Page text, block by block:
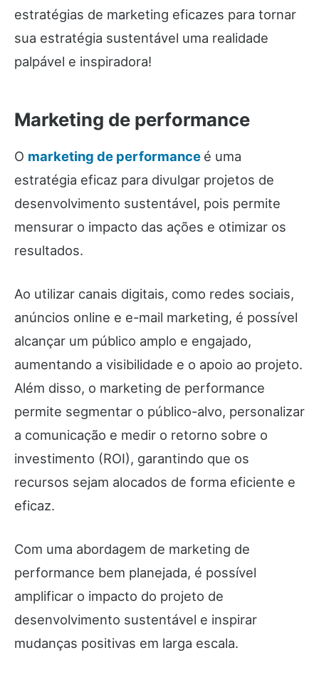
estratégias de marketing eficazes para tornar
sua estratégia sustentável uma realidade
palpável e inspiradora!
Marketing de performance
O marketing de performance é uma
estratégia eficaz para divulgar projetos de
desenvolvimento sustentável, pois permite
mensurar o impacto das ações e otimizar os
resultados.
Ao utilizar canais digitais, como redes sociais,
anúncios online e e-mail marketing, é possível
alcançar um público amplo e engajado,
aumentando a visibilidade e o apoio ao projeto.
Além disso, o marketing de performance
permite segmentar o público-alvo, personalizar
a comunicação e medir o retorno sobre o
investimento (ROI), garantindo que os
recursos sejam alocados de forma eficiente e
eficaz.
Com uma abordagem de marketing de
performance bem planejada, é possível
amplificar o impacto do projeto de
desenvolvimento sustentável e inspirar
mudanças positivas em larga escala.